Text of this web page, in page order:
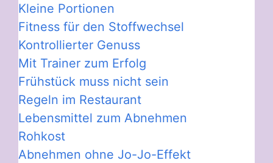
Kleine Portionen
Fitness für den Stoffwechsel
Kontrollierter Genuss
Mit Trainer zum Erfolg
Frühstück muss nicht sein
Regeln im Restaurant
Lebensmittel zum Abnehmen
Rohkost
Abnehmen ohne Jo-Jo-Effekt